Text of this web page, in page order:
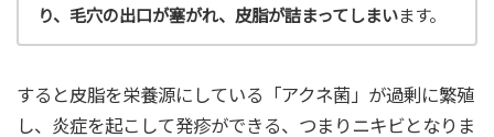
り、毛穴の出口が塞がれ、皮脂が詰まってしまいます。
すると皮脂を栄養源にしている「アクネ菌」が過剰に繁殖
し、炎症を起こして発疹ができる、つまりニキビとなりま